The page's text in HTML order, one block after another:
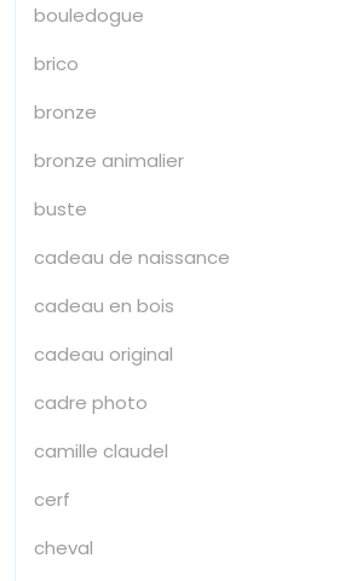
bouledogue
brico
bronze
bronze animalier
buste
cadeau de naissance
cadeau en bois
cadeau original
cadre photo
camille claudel
cerf
cheval